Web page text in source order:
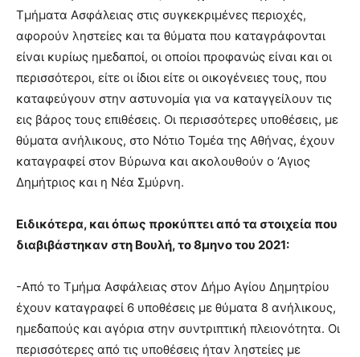
Τμήματα Ασφάλειας στις συγκεκριμένες περιοχές,
αφορούν ληστείες και τα θύματα που καταγράφονται
είναι κυρίως ημεδαποί, οι οποίοι προφανώς είναι και οι
περισσότεροι, είτε οι ίδιοι είτε οι οικογένειες τους, που
καταφεύγουν στην αστυνομία για να καταγγείλουν τις
εις βάρος τους επιθέσεις. Οι περισσότερες υποθέσεις, με
θύματα ανήλικους, στο Νότιο Τομέα της Αθήνας, έχουν
καταγραφεί στον Βύρωνα και ακολουθούν ο ‘Αγιος
Δημήτριος και η Νέα Σμύρνη.
Ειδικότερα, και όπως προκύπτει από τα στοιχεία που
διαβιβάστηκαν στη Βουλή, τo 8μηνο του 2021:
-Από το Τμήμα Ασφάλειας στον Δήμο Αγίου Δημητρίου
έχουν καταγραφεί 6 υποθέσεις με θύματα 8 ανήλικους,
ημεδαπούς και αγόρια στην συντριπτική πλειονότητα. Οι
περισσότερες από τις υποθέσεις ήταν ληστείες με